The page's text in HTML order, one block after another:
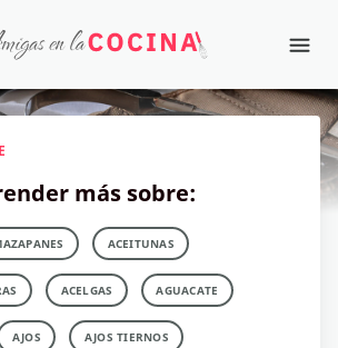
más sobre:
ACEITUNAS
ACELGAS AGUACATE
AJOS AJOS TIERNOS